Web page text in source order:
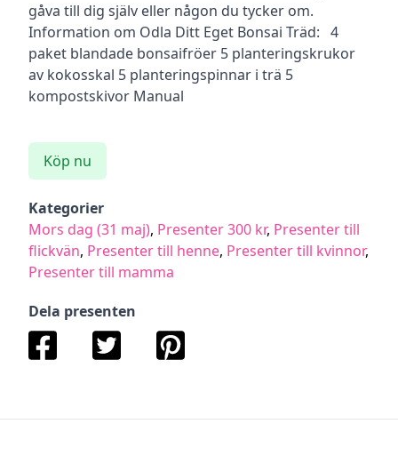
gåva till dig själv eller någon du tycker om.
Information om Odla Ditt Eget Bonsai Träd: 4
paket blandade bonsaifröer 5 planteringskrukor
av kokosskal 5 planteringspinnar i trä 5
kompostskivor Manual
Köp nu
Kategorier
Mors dag (31 maj), Presenter 300 kr, Presenter till
flickvän, Presenter till henne, Presenter till kvinnor,
Presenter till mamma
Dela presenten